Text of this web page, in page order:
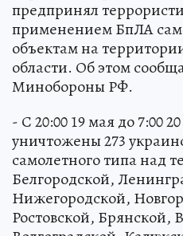
Украинский режим
предпринял
применением БпЛА
объектам на
области. Об этом
Минобороны РФ.
- С 20:00 19 мая до 7:00
уничтожены 273
самолетного типа над
Белгородской,
Нижегородской,